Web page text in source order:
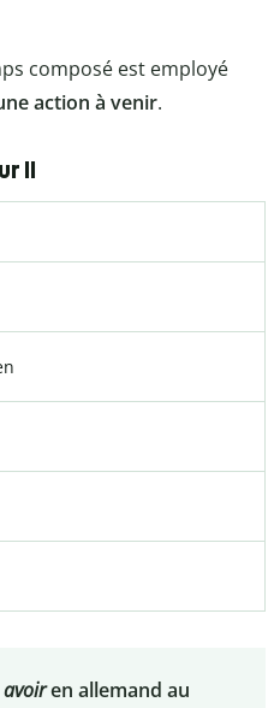
composé est employé
action à venir.
II
avoiren allemand au